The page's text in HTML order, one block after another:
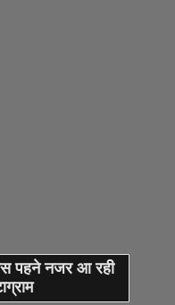
पहने नजर आ रही